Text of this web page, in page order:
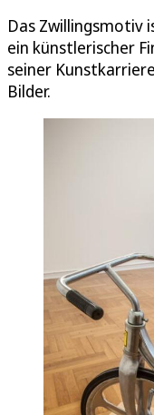
Das Zwillingsmotiv
ein künstlerischer
seiner
Bilder.